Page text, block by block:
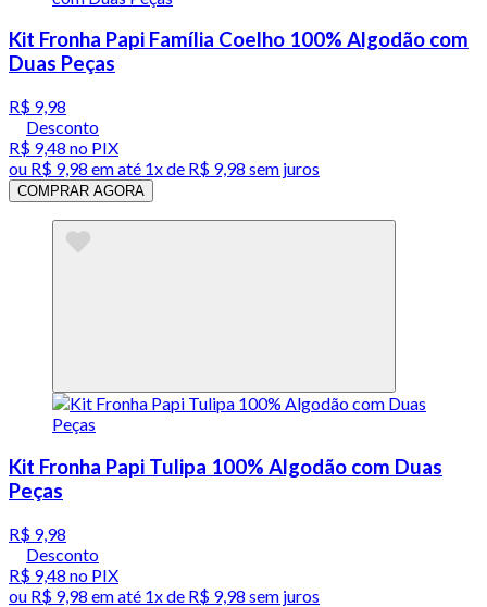
Kit Fronha Papi Família Coelho 100% Algodão com
Duas Peças
R$ 9,98
Desconto
R$ 9,48 no PIX
ou R$ 9,98 em até 1x de R$ 9,98 sem juros
COMPRAR AGORA
Kit Fronha Papi Tulipa 100% Algodão com Duas
Peças
R$ 9,98
Desconto
R$ 9,48 no PIX
ou R$ 9,98 em até 1x de R$ 9,98 sem juros